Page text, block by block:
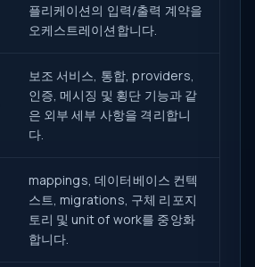
플리케이션의 입력/출력 계약을
오케스트레이션합니다.
보조 서비스, 통합, providers,
인증, 메시징 및 횡단 기능과 같
은 외부 세부 사항을 격리합니
다.
mappings, 데이터베이스 컨텍
스트, migrations, 구체 리포지
토리 및 unit of work를 중앙화
합니다.